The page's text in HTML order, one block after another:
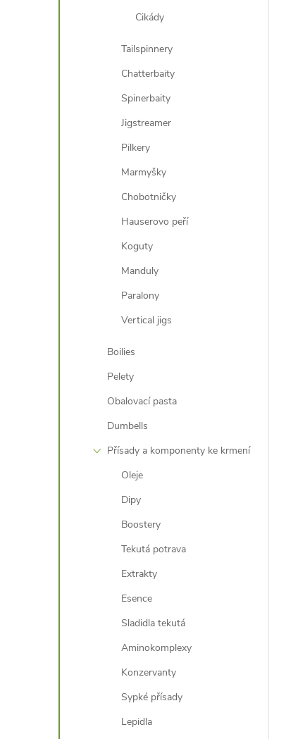
Cikády
Tailspinnery
Chatterbaity
Spinerbaity
Jigstreamer
Pilkery
Marmyšky
Chobotničky
Hauserovo peří
Koguty
Manduly
Paralony
Vertical jigs
Boilies
Pelety
Obalovací pasta
Dumbells
Přísady a komponenty ke krmení
Oleje
Dipy
Boostery
Tekutá potrava
Extrakty
Esence
Sladidla tekutá
Aminokomplexy
Konzervanty
Sypké přísady
Lepidla